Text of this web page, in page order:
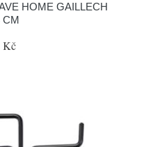
HOME GAILLECH
CM
Kč